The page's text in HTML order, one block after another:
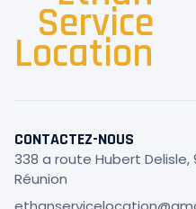
Service
Location
CONTACTEZ-NOUS
338 a route Hubert Delisle,
Réunion